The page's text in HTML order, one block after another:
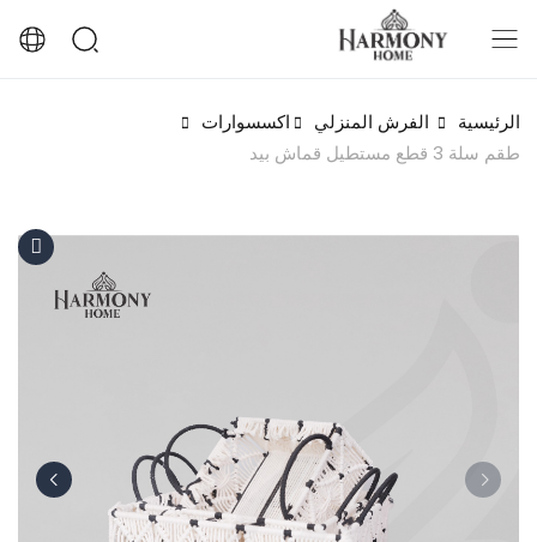
الرئيسية الفرش المنزلي
اكسسوارات
طقم سلة 3 قطع مستطيل قماش بيد